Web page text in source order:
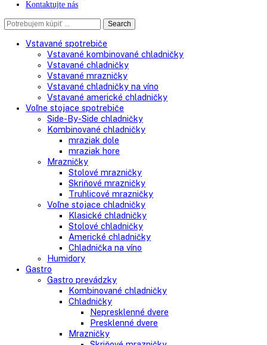
O spoločnosti
Doprava a platba
Kontaktujte nás
Search
Search
Vstavané spotrebiče
Vstavané kombinované chladničky
Vstavané chladničky
Vstavané mrazničky
Vstavané chladničky na víno
Vstavané americké chladničky
Voľne stojace spotrebiče
Side-By-Side chladničky
Kombinované chladničky
mraziak dole
mraziak hore
Mrazničky
Stolové mrazničky
Skriňové mrazničky
Truhlicové mrazničky
Voľne stojace chladničky
Klasické chladničky
Stolové chladničky
Americké chladničky
Chladnička na víno
Humidory
Gastro prevádzky